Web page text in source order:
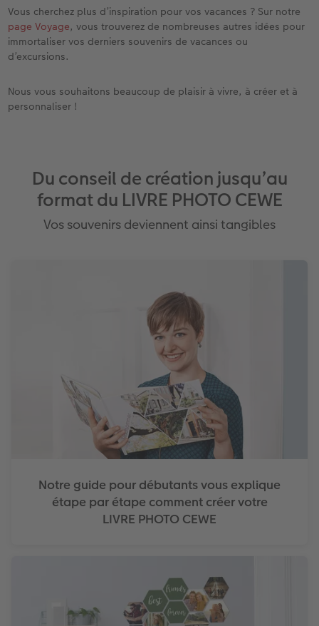
Vous cherchez plus d’inspiration pour vos vacances ? Sur notre
page Voyage, vous trouverez de nombreuses autres idées pour
immortaliser vos derniers souvenirs de vacances ou
d’excursions.
Nous vous souhaitons beaucoup de plaisir à vivre, à créer et à
personnaliser !
Du conseil de création jusqu’au
format du LIVRE PHOTO CEWE
Vos souvenirs deviennent ainsi tangibles
Notre guide pour débutants vous explique
étape par étape comment créer votre
LIVRE PHOTO CEWE